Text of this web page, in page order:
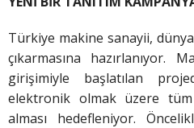
Türkiye makine sanayii,
çıkarmasına hazırlanıyor.
girişimiyle başlatılan
elektronik olmak üzere
alması hedefleniyor.